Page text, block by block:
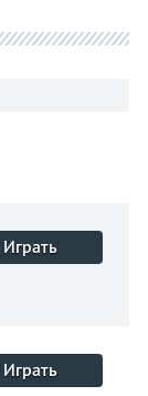
Играть
Играть